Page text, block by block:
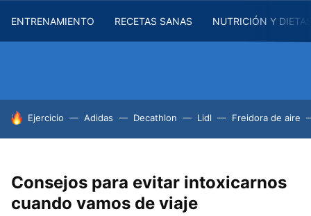
ENTRENAMIENTO RECETAS SANAS NUTRICIÓN Y
HOY SE HABLA DE
Ejercicio Adidas Decathlon Lidl Freidora de aire
Consejos para evitar intoxicarnos
cuando vamos de viaje